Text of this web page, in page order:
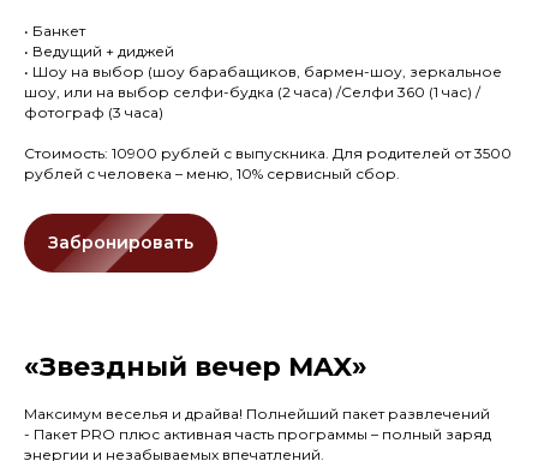
• Банкет
• Ведущий + диджей
• Шоу на выбор (шоу барабащиков, бармен-шоу, зеркальное
шоу, или на выбор селфи-будка (2 часа) /Селфи 360 (1 час) /
фотограф (3 часа)
Стоимость: 10900 рублей с выпускника. Для родителей от 3500
рублей с человека – меню, 10% сервисный сбор.
Забронировать
«Звездный вечер MAX»
Максимум веселья и драйва! Полнейший пакет развлечений
- Пакет PRO плюс активная часть программы – полный заряд
энергии и незабываемых впечатлений.